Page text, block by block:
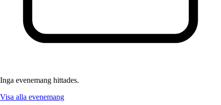
Inga evenemang hittades.
Visa alla evenemang